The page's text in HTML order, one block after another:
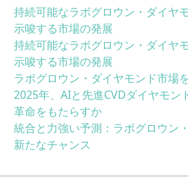
持続可能なラボグロウン・ダイヤ
示唆する市場の発展
持続可能なラボグロウン・ダイヤ
示唆する市場の発展
ラボグロウン・ダイヤモンド市場
2025年、AIと先進CVDダイヤモン
革命をもたらすか
統合と力強い予測：ラボグロウン
新たなチャンス